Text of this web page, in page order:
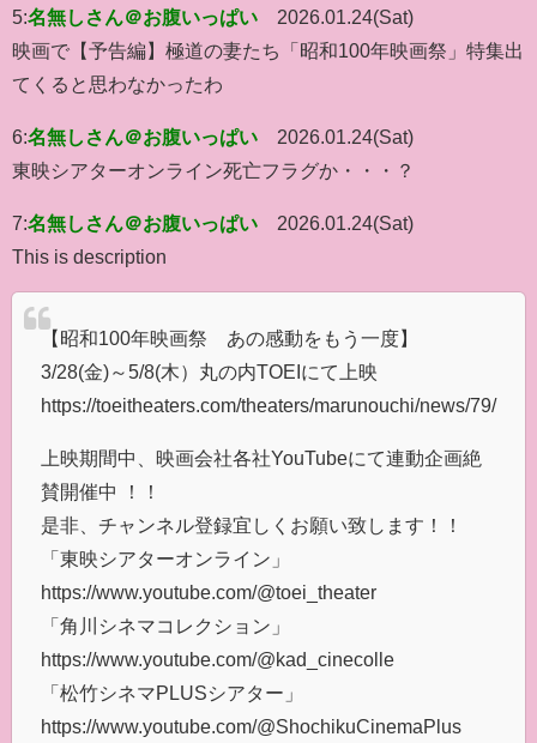
5:名無しさん＠お腹いっぱい
2026.01.24(Sat)
映画で【予告編】極道の妻たち「昭和100年映画祭」特集出
てくると思わなかったわ
6:名無しさん＠お腹いっぱい
2026.01.24(Sat)
東映シアターオンライン死亡フラグか・・・？
7:名無しさん＠お腹いっぱい
2026.01.24(Sat)
This is description
【昭和100年映画祭 あの感動をもう一度】
3/28(金)～5/8(木）丸の内TOEIにて上映
https://toeitheaters.com/theaters/marunouchi/news/79/
上映期間中、映画会社各社YouTubeにて連動企画絶
賛開催中 ！！
是非、チャンネル登録宜しくお願い致します！！
「東映シアターオンライン」
https://www.youtube.com/@toei_theater
「角川シネマコレクション」
https://www.youtube.com/@kad_cinecolle
「松竹シネマPLUSシアター」
https://www.youtube.com/@ShochikuCinemaPlus